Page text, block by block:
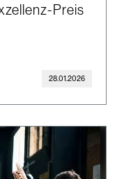
Preis
28.01.2026